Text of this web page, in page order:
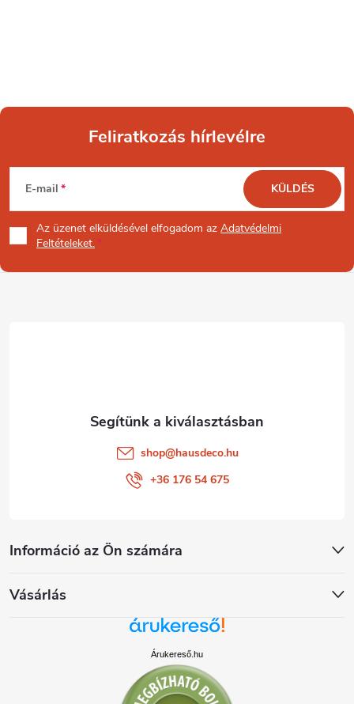
L
á
b
Feliratkozás hírlevélre
E-mail
Az üzenet elküldésével elfogadom az Adatvédelmi
Feltételeket.
KÜLDÉS
Információ az Ön számára
Vásárlás
shop@hausdeco.hu
+36 176 54 675
Árukereső.hu